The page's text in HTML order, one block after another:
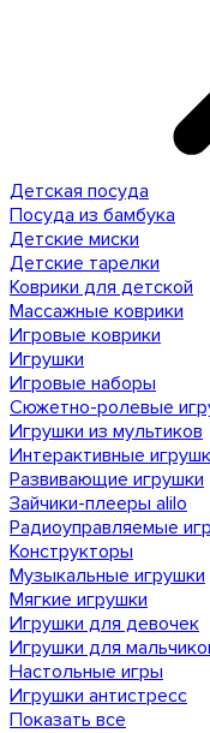
Детская посуда
Посуда из бамбука
Детские миски
Детские тарелки
Коврики для детской
Массажные коврики
Игровые коврики
Игрушки
Игровые наборы
Сюжетно-ролевые
Игрушки из мультиков
Интерактивные
Развивающие игрушки
Зайчики-плееры alilo
Радиоуправляемые
Конструкторы
Музыкальные игрушки
Мягкие игрушки
Игрушки для девочек
Игрушки для
Настольные игры
Игрушки антистресс
Показать все